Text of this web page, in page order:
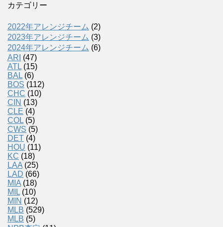
カテゴリー
2022年アレンジチーム (2)
2023年アレンジチーム (3)
2024年アレンジチーム (6)
ARI (47)
ATL (15)
BAL (6)
BOS (112)
CHC (10)
CIN (13)
CLE (4)
COL (5)
CWS (5)
DET (4)
HOU (11)
KC (18)
LAA (25)
LAD (66)
MIA (18)
MIL (10)
MIN (12)
MLB (529)
MLB (5)